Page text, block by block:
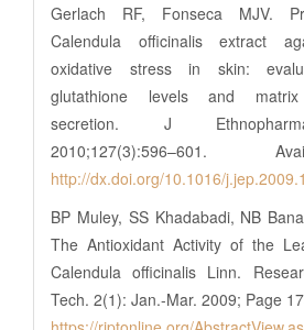
Gerlach RF, Fonseca MJV.
Calendula officinalis extract
oxidative stress in skin:
glutathione levels and matrix
secretion. J
2010;127(3):596–601.
http://dx.doi.org/10.1016/
BP Muley, SS Khadabadi, NB
The Antioxidant Activity of the
Calendula officinalis Linn.
Tech. 2(1): Jan.-Mar. 2009; Page